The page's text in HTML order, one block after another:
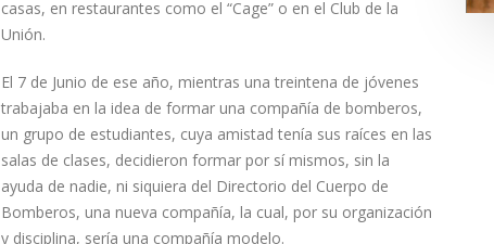
casas, en restaurantes como el “Cage” o en el Club de la
Unión.
El 7 de Junio de ese año, mientras una treintena de jóvenes
trabajaba en la idea de formar una compañía de bomberos,
un grupo de estudiantes, cuya amistad tenía sus raíces en las
salas de clases, decidieron formar por sí mismos, sin la
ayuda de nadie, ni siquiera del Directorio del Cuerpo de
Bomberos, una nueva compañía, la cual, por su organización
y disciplina, sería una compañía modelo.